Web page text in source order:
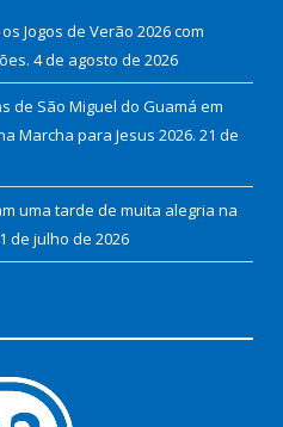
Jogos de Verão 2026 com
4 de agosto de 2026
de São Miguel do Guamá em
Marcha para Jesus 2026. 21 de
uma tarde de muita alegria na
de julho de 2026